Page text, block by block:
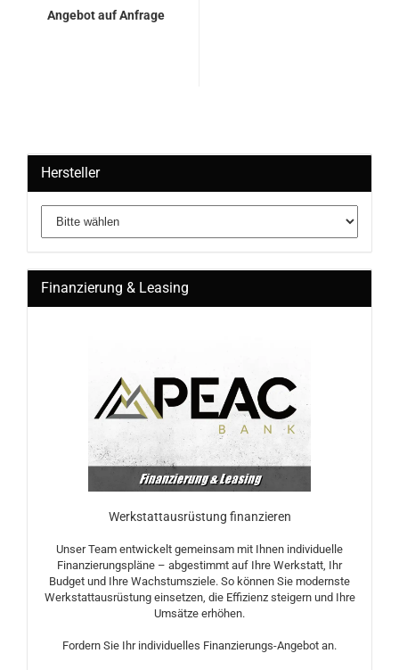
Angebot auf Anfrage
Hersteller
Finanzierung & Leasing
Werkstattausrüstung finanzieren
Unser Team entwickelt gemeinsam mit Ihnen individuelle
Finanzierungspläne – abgestimmt auf Ihre Werkstatt, Ihr
Budget und Ihre Wachstumsziele. So können Sie modernste
Werkstattausrüstung einsetzen, die Effizienz steigern und Ihre
Umsätze erhöhen.
Fordern Sie Ihr individuelles Finanzierungs-Angebot an.